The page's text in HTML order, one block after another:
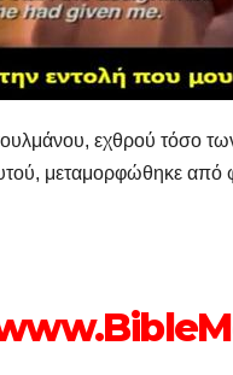
εχθρού τόσο
μεταμορφώθηκε από